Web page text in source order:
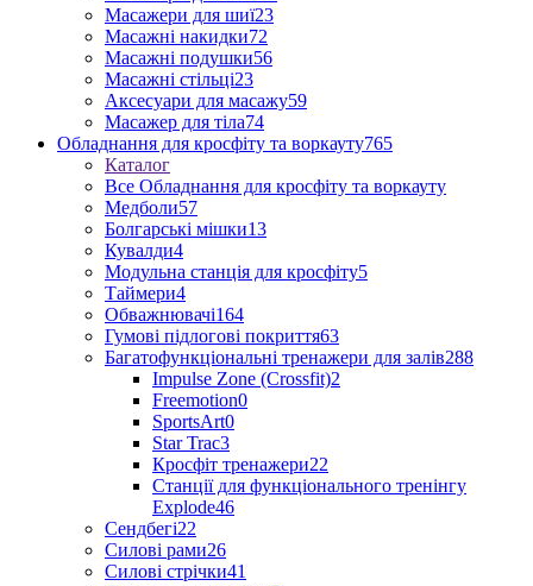
Масажери для шиї23
Масажні накидки72
Масажні подушки56
Масажні стільці23
Аксесуари для масажу59
Масажер для тіла74
Обладнання для кросфіту та воркауту765
Каталог
Все Обладнання для кросфіту та воркауту
Медболи57
Болгарські мішки13
Кувалди4
Модульна станція для кросфіту5
Таймери4
Обважнювачі164
Гумові підлогові покриття63
Багатофункціональні тренажери для залів288
Impulse Zone (Crossfit)2
Freemotion0
SportsArt0
Star Trac3
Кросфіт тренажери22
Станції для функціонального тренінгу
Explode46
Сендбегі22
Силові рами26
Силові стрічки41